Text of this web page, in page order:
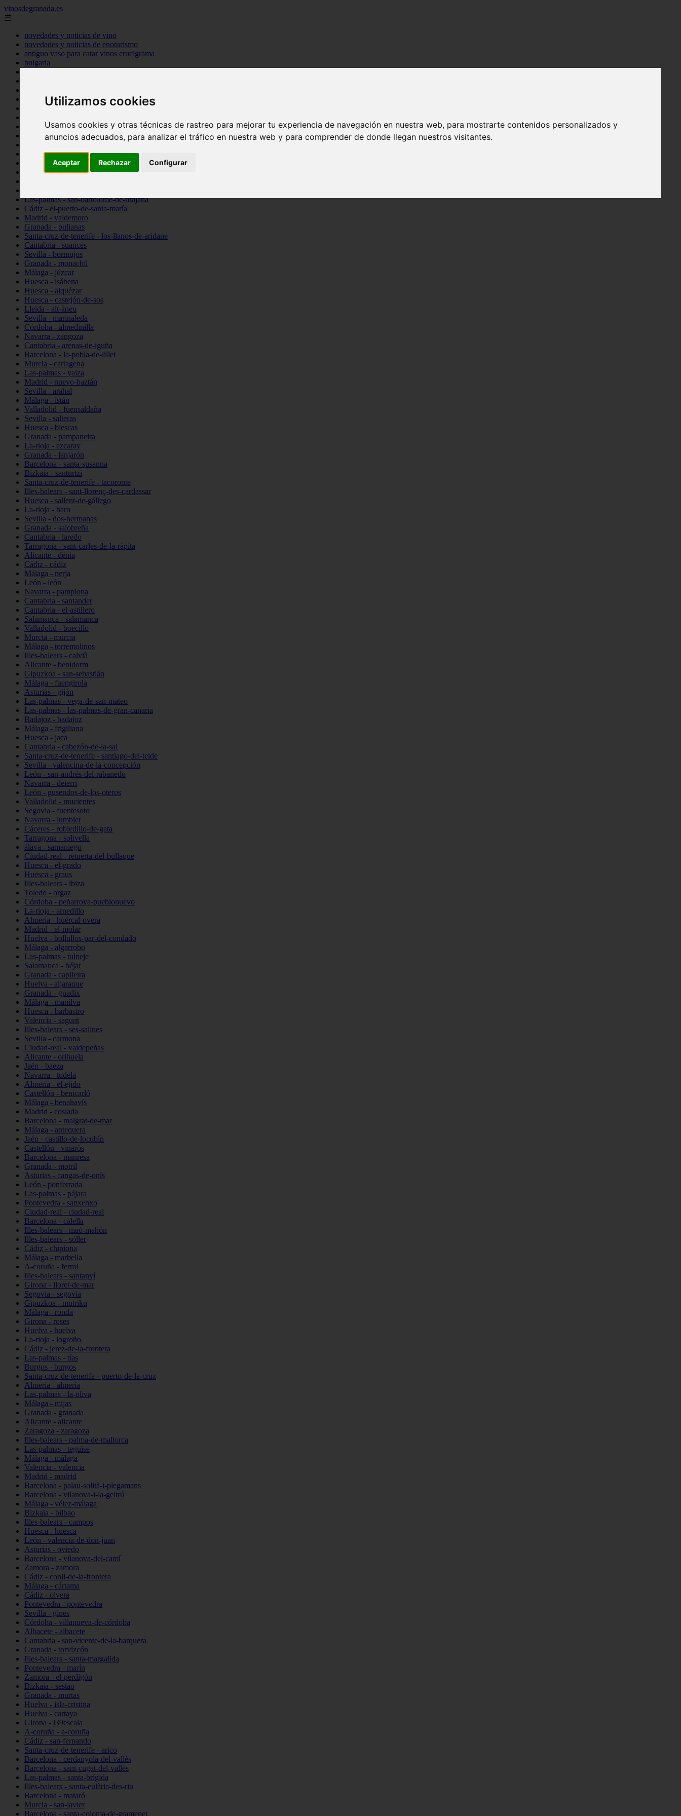
Utilizamos cookies
Usamos cookies y otras técnicas de rastreo para mejorar tu experiencia de navegación en nuestra web, para mostrarte contenidos personalizados y
anuncios adecuados, para analizar el tráfico en nuestra web y para comprender de donde llegan nuestros visitantes.
Aceptar Rechazar Configurar
vinosdegranada.es
☰
novedades y noticias de vino
novedades y noticias de enoturismo
antiguo vaso para catar vinos crucigrama
bulgaria
Córdoba - córdoba
Barcelona - barcelona
Ciudad-real - montiel
Santa-cruz-de-tenerife - guía-de-isora
La-rioja - casalarreina
Almería - roquetas-de-mar
Madrid - pozuelo-de-alarcón
Las-palmas - san-bartolomé-de-tirajana
Cádiz - el-puerto-de-santa-maría
Madrid - valdemoro
Granada - pulianas
Santa-cruz-de-tenerife - los-llanos-de-aridane
Cantabria - suances
Sevilla - bormujos
Granada - monachil
Málaga - júzcar
Huesca - isábena
Huesca - alquézar
Huesca - castejón-de-sos
Lleida - alt-àneu
Sevilla - marinaleda
Córdoba - almedinilla
Navarra - zangoza
Cantabria - arenas-de-iguña
Barcelona - la-pobla-de-lillet
Murcia - cartagena
Las-palmas - yaiza
Madrid - nuevo-baztán
Sevilla - arahal
Málaga - istán
Valladolid - fuensaldaña
Sevilla - salteras
Huesca - biescas
Granada - pampaneira
La-rioja - ezcaray
Granada - lanjarón
Barcelona - santa-susanna
Bizkaia - santurtzi
Santa-cruz-de-tenerife - tacoronte
Illes-balears - sant-llorenç-des-cardassar
Huesca - sallent-de-gállego
La-rioja - haro
Sevilla - dos-hermanas
Granada - salobreña
Cantabria - laredo
Tarragona - sant-carles-de-la-ràpita
Alicante - dénia
Cádiz - cádiz
Málaga - nerja
León - león
Navarra - pamplona
Cantabria - santander
Cantabria - el-astillero
Salamanca - salamanca
Valladolid - boecillo
Murcia - murcia
Málaga - torremolinos
Illes-balears - calvià
Alicante - benidorm
Gipuzkoa - san-sebastián
Málaga - fuengirola
Asturias - gijón
Las-palmas - vega-de-san-mateo
Las-palmas - las-palmas-de-gran-canaria
Badajoz - badajoz
Málaga - frigiliana
Huesca - jaca
Cantabria - cabezón-de-la-sal
Santa-cruz-de-tenerife - santiago-del-teide
Sevilla - valencina-de-la-concepción
León - san-andrés-del-rabanedo
Navarra - deierri
León - gusendos-de-los-oteros
Valladolid - mucientes
Segovia - fuentesoto
Navarra - lumbier
Cáceres - robledillo-de-gata
Tarragona - solivella
álava - samaniego
Ciudad-real - retuerta-del-bullaque
Huesca - el-grado
Huesca - graus
Illes-balears - ibiza
Toledo - orgaz
Córdoba - peñarroya-pueblonuevo
La-rioja - arnedillo
Almería - huércal-overa
Madrid - el-molar
Huelva - bollullos-par-del-condado
Málaga - algarrobo
Las-palmas - tuineje
Salamanca - béjar
Granada - capileira
Huelva - aljaraque
Granada - guadix
Málaga - manilva
Huesca - barbastro
Valencia - sagunt
Illes-balears - ses-salines
Sevilla - carmona
Ciudad-real - valdepeñas
Alicante - orihuela
Jaén - baeza
Navarra - tudela
Almería - el-ejido
Castellón - benicarló
Málaga - benahavís
Madrid - coslada
Barcelona - malgrat-de-mar
Málaga - antequera
Jaén - castillo-de-locubín
Castellón - vinaròs
Barcelona - manresa
Granada - motril
Asturias - cangas-de-onís
León - ponferrada
Las-palmas - pájara
Pontevedra - sanxenxo
Ciudad-real - ciudad-real
Barcelona - calella
Illes-balears - maó-mahón
Illes-balears - sóller
Cádiz - chipiona
Málaga - marbella
A-coruña - ferrol
Illes-balears - santanyí
Girona - lloret-de-mar
Segovia - segovia
Gipuzkoa - mutriku
Málaga - ronda
Girona - roses
Huelva - huelva
La-rioja - logroño
Cádiz - jerez-de-la-frontera
Las-palmas - tías
Burgos - burgos
Santa-cruz-de-tenerife - puerto-de-la-cruz
Almería - almería
Las-palmas - la-oliva
Málaga - mijas
Granada - granada
Alicante - alicante
Zaragoza - zaragoza
Illes-balears - palma-de-mallorca
Las-palmas - teguise
Málaga - málaga
Valencia - valencia
Madrid - madrid
Barcelona - palau-solità-i-plegamans
Barcelona - vilanova-i-la-geltrú
Málaga - vélez-málaga
Bizkaia - bilbao
Illes-balears - campos
Huesca - huesca
León - valencia-de-don-juan
Asturias - oviedo
Barcelona - vilanova-del-camí
Zamora - zamora
Cádiz - conil-de-la-frontera
Málaga - cártama
Cádiz - olvera
Pontevedra - pontevedra
Sevilla - gines
Córdoba - villanueva-de-córdoba
Albacete - albacete
Cantabria - san-vicente-de-la-barquera
Granada - torvizcón
Illes-balears - santa-margalida
Pontevedra - marín
Zamora - el-perdigón
Bizkaia - sestao
Granada - murtas
Huelva - isla-cristina
Huelva - cartaya
Girona - l39escala
A-coruña - a-coruña
Cádiz - san-fernando
Santa-cruz-de-tenerife - arico
Barcelona - cerdanyola-del-vallès
Barcelona - sant-cugat-del-vallès
Las-palmas - santa-brígida
Illes-balears - santa-eulària-des-riu
Barcelona - mataró
Murcia - san-javier
Barcelona - santa-coloma-de-gramenet